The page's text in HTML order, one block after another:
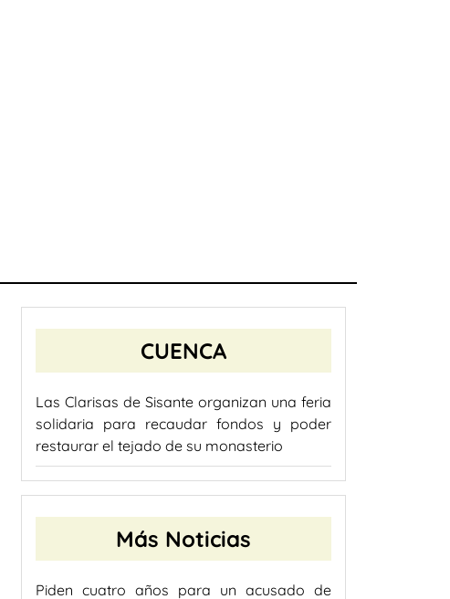
CUENCA
Las Clarisas de Sisante organizan una feria
solidaria para recaudar fondos y poder
restaurar el tejado de su monasterio
Más Noticias
Piden cuatro años para un acusado de